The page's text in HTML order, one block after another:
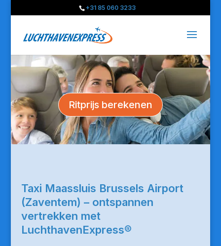
+31 85 060 3233
Ritprijs berekenen
Taxi Maassluis Brussels Airport
(Zaventem) – ontspannen
vertrekken met
LuchthavenExpress®